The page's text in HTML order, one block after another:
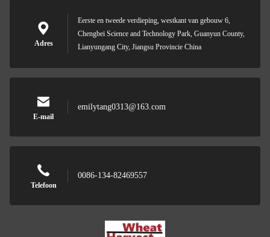
Adres
Eerste en tweede verdieping, westkant van gebouw 6,
Chengbei Science and Technology Park, Guanyun County,
Lianyungang City, Jiangsu Provincie China
E-mail
emilytang0313@163.com
Telefoon
0086-134-82469557